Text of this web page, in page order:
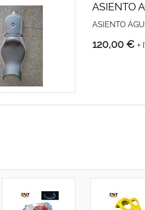
ASIENTO
ASIENTO
120,00 € +